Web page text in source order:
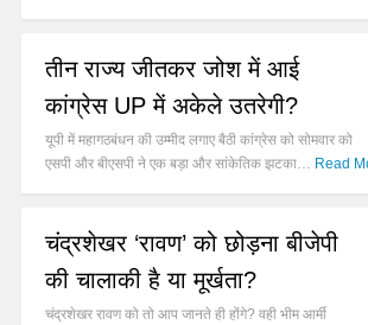
तीन राज्य जीतकर जोश में आई
कांग्रेस UP में अकेले उतरेगी?
यूपी में महागठबंधन की उम्मीद लगाए बैठी कांग्रेस को सोमवार को
एसपी और बीएसपी ने एक बड़ा और सांकेतिक झटका… Read
चंद्रशेखर ‘रावण’ को छोड़ना बीजेपी
की चालाकी है या मूर्खता?
चंद्रशेखर रावण को तो आप जानते ही होंगे? वही भीम आर्मी